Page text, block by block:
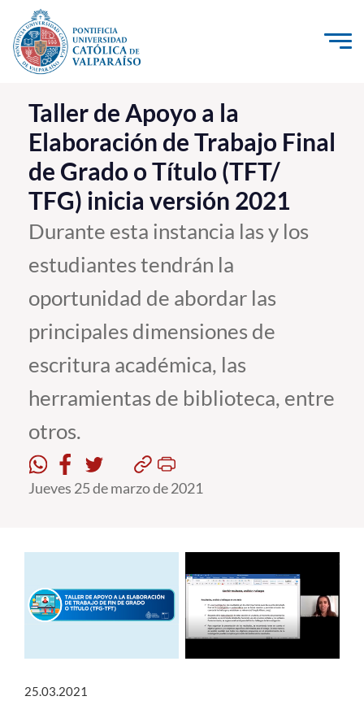
Click acá para ir directamente al contenido
La Universidad
Investigación, Creación e Innovación
PUCV Internacional
Vinculación con el Medio
Admisión
Postgrado
Formación Continua
Estudiantes
Académicos
Funcionarios
Taller de Apoyo a la
Elaboración de Trabajo Final
de Grado o Título (TFT/
TFG) inicia versión 2021
Durante esta instancia las y los
estudiantes tendrán la
oportunidad de abordar las
principales dimensiones de
escritura académica, las
herramientas de biblioteca, entre
otros.
Jueves 25 de marzo de 2021
25.03.2021